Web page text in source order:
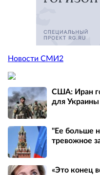
Новости СМИ2
США: Иран
для Украины
"Ее больше
тревожное
«Это конец